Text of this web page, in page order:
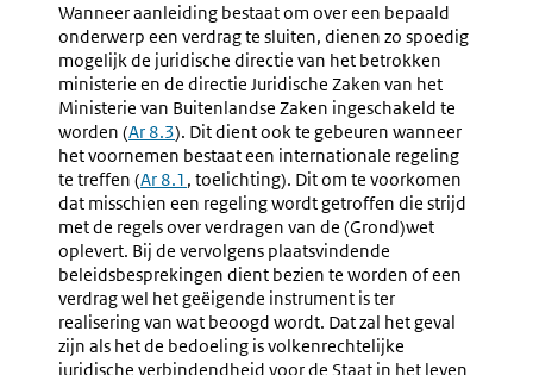
(nr.
7.2-
7.13)
Wanneer aanleiding bestaat om over een bepaald
onderwerp een verdrag te sluiten, dienen zo spoedig
mogelijk de juridische directie van het betrokken
ministerie en de directie Juridische Zaken van het
Ministerie van Buitenlandse Zaken ingeschakeld te
worden (Ar 8.3). Dit dient ook te gebeuren wanneer
het voornemen bestaat een internationale regeling
te treffen (Ar 8.1 , toelichting). Dit om te voorkomen
dat misschien een regeling wordt getroffen die strijd
met de regels over verdragen van de (Grond)wet
oplevert. Bij de vervolgens plaatsvindende
beleidsbesprekingen dient bezien te worden of een
verdrag wel het geëigende instrument is ter
realisering van wat beoogd wordt. Dat zal het geval
zijn als het de bedoeling is volkenrechtelijke
juridische verbindendheid voor de Staat in het leven